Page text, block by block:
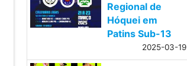
Regional de
Hóquei em
Patins Sub-13
2025-03-19